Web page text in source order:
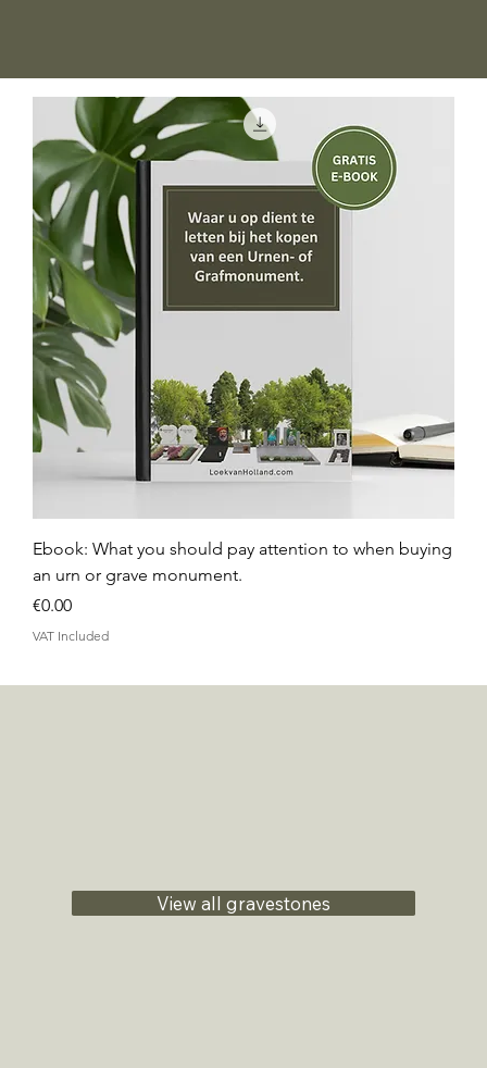
Ebook: What you should pay attention to when buying
an urn or grave monument.
Price
€0.00
VAT Included
View all gravestones